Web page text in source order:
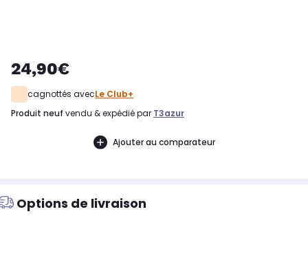
24,90€
cagnottés avecLe Club+
produit neuf vendu & expédié par T3azur
Ajouter au comparateur
Options de livraison